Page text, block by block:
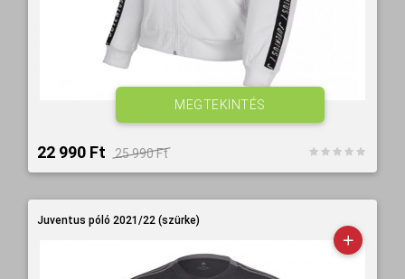
22 990 Ft‎ 25 990 Ft‎
MEGTEKINTÉS
Juventus póló 2021/22 (szürke)